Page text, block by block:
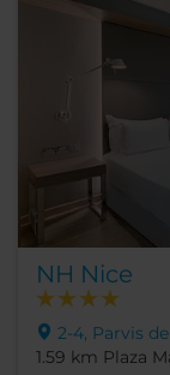
NH Nice
2-4, Parvis
1.59 km Plaza